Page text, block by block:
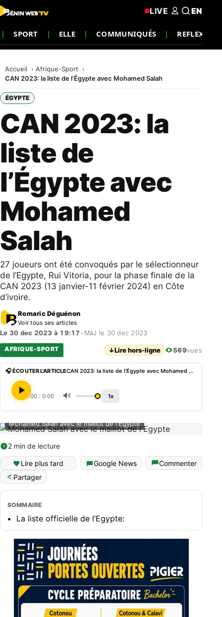
SPORT ELLE COMMUNIQUÉS REFLEXION
LIVE EN
Accueil
Afrique-Sport
CAN 2023: la liste de l’Égypte avec Mohamed Salah
ÉGYPTE
CAN 2023: la
liste de
l’Égypte avec
Mohamed
Salah
27 joueurs ont été convoqués par le sélectionneur
de l’Egypte, Rui Vitoria, pour la phase finale de la
CAN 2023 (13 janvier-11 février 2024) en Côte
d’ivoire.
Romaric Déguénon
Voir tous ses articles
Le 30 dec 2023 à 19:17 • MàJ le 30 dec 2023
AFRIQUE-SPORT ↓Lire hors-ligne 569vues
🎧 ÉCOUTER L'ARTICLE CAN 2023: la liste de l’Égypte avec Mohamed Salah
0:00 / 0:00 🔊 1x
Mohamed Salah avec le maillot de l'Egypte
2 min de lecture
Lire plus tard Google News
Commenter
Partager
SOMMAIRE
La liste officielle de l’Egypte: